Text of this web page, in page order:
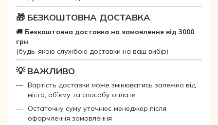
🎁 БЕЗКОШТОВНА ДОСТАВКА
🚚 Безкоштовна доставка на замовлення від 3000
грн
(будь-якою службою доставки на ваш вибір)
💡 ВАЖЛИВО
Вартість доставки може змінюватись залежно від
міста, об’єму та способу оплати
Остаточну суму уточнює менеджер після
оформлення замовлення